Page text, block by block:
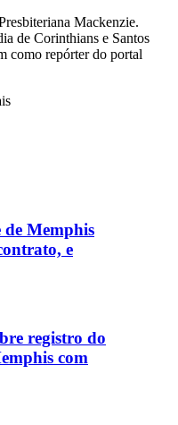
Mackenzie.
de Corinthians e Santos
como repórter do portal
de Memphis
e
registro do
com